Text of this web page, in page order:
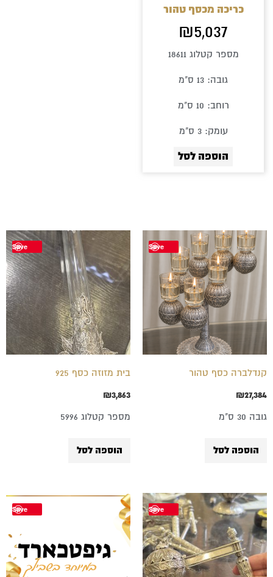
כריכה מכסף טהור
₪5,037
מספר קטלוג 18611
גובה: 13 ס"מ
רוחב: 10 ס"מ
עומק: 3 ס"מ
הוספה לסל
Save
קנדלברה כסף טהור
₪27,384
גובה 30 ס"מ
הוספה לסל
Save
בית מזוזה כסף 925
₪3,863
מספר קטלוג 5996
הוספה לסל
Save
Save
טווח
יש
מספר